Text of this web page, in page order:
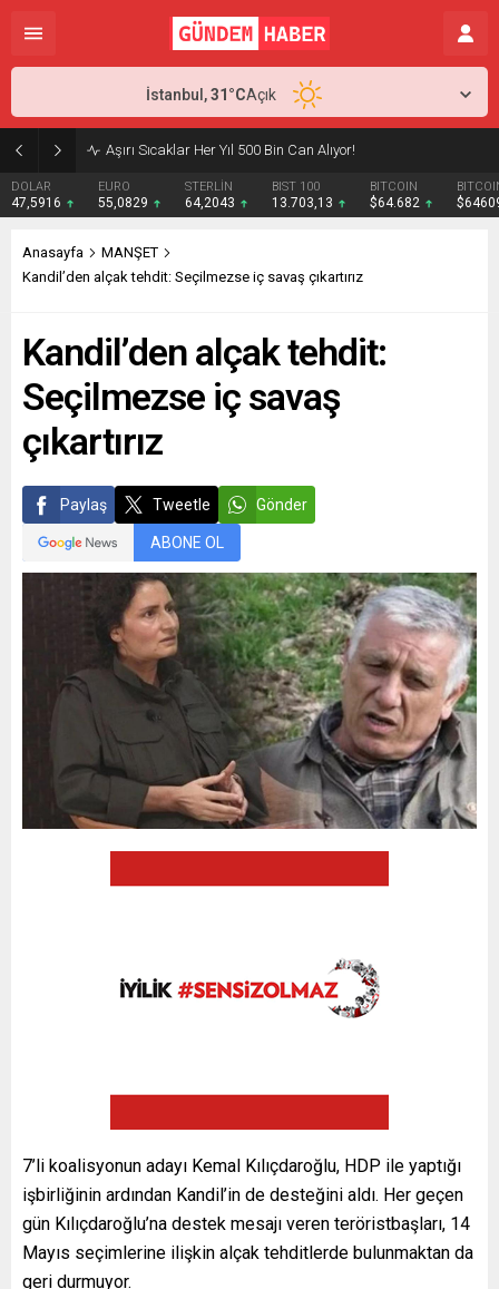
Aşırı Sıcaklar Her Yıl 500 Bin Can Alıyor!
DOLAR
47,5916
EURO
55,0829
STERLİN
64,2043
BIST 100
13.703,13
BITCOIN
$64.682
İstanbul,31°CAçık
Anasayfa
MANŞET
Kandil’den alçak tehdit: Seçilmezse iç savaş çıkartırız
Kandil’den alçak tehdit:
Seçilmezse iç savaş
çıkartırız
Paylaş Tweetle Gönder
ABONE OL
7’li koalisyonun adayı Kemal Kılıçdaroğlu, HDP ile yaptığı
işbirliğinin ardından Kandil’in de desteğini aldı. Her geçen
gün Kılıçdaroğlu’na destek mesajı veren teröristbaşları, 14
Mayıs seçimlerine ilişkin alçak tehditlerde bulunmaktan da
geri durmuyor.